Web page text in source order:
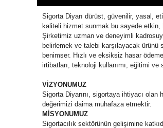
Sigorta Diyarı dürüst, güvenilir, yasal,
kaliteli hizmet sunmak bu sayede etkin,
Şirketimiz uzman ve deneyimli
belirlemek ve talebi karşılayacak
benimser. Hızlı ve eksiksiz hasar
irtibatları, teknoloji kullanımı, eğitimi
VİZYONUMUZ
Sigorta Diyarını, sigortaya ihtiyacı
değerimizi daima muhafaza etmektir.
MİSYONUMUZ
Sigortacılık sektörünün gelişimine